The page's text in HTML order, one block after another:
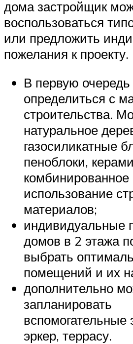
дома застройщик
воспользоваться
или предложить
пожелания к проекту.
В первую
определиться с
строительства.
натуральное
газосиликатные
пеноблоки,
комбинированное
использование
материалов;
индивидуальные
домов в 2 этажа
выбрать
помещений и их
дополнительно
запланировать
вспомогательные
эркер, террасу.